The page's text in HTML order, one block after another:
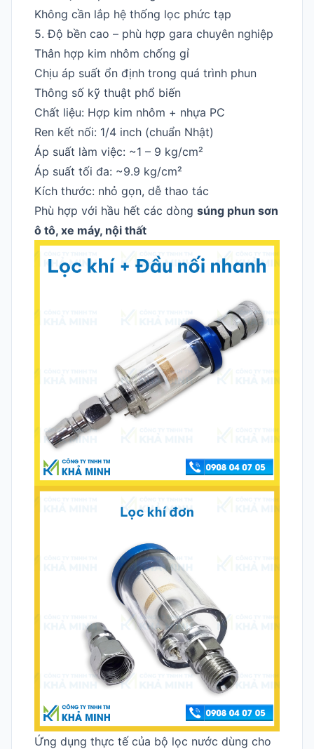
Không cần lắp hệ thống lọc phức tạp
5. Độ bền cao – phù hợp gara chuyên nghiệp
Thân hợp kim nhôm chống gỉ
Chịu áp suất ổn định trong quá trình phun
Thông số kỹ thuật phổ biến
Chất liệu: Hợp kim nhôm + nhựa PC
Ren kết nối: 1/4 inch (chuẩn Nhật)
Áp suất làm việc: ~1 – 9 kg/cm²
Áp suất tối đa: ~9.9 kg/cm²
Kích thước: nhỏ gọn, dễ thao tác
Phù hợp với hầu hết các dòng súng phun sơn
ô tô, xe máy, nội thất
Ứng dụng thực tế của bộ lọc nước dùng cho